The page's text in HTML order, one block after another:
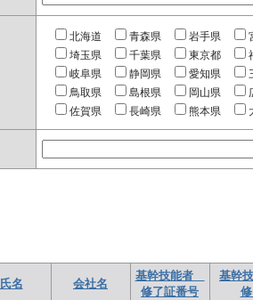
北海道 青森県 岩手県
埼玉県
千葉県 東京都
岐阜県
静岡県 愛知県
鳥取県
島根県 岡山県
佐賀県
長崎県 熊本県
氏名 会社名
基幹技能者
修了証番号
基幹